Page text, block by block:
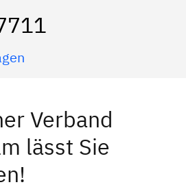
Verband
lässt Sie